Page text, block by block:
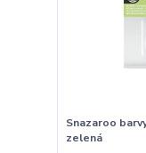
Snazaroo
zelená